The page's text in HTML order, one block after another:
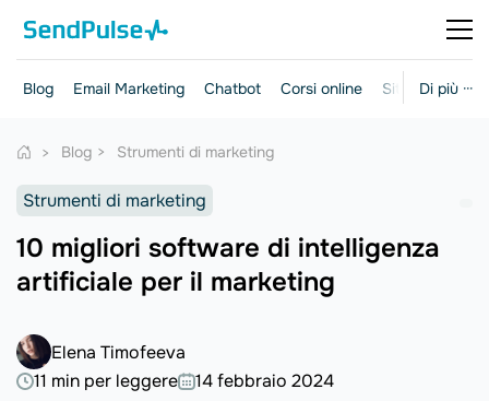
Di più ···
Blog Email Marketing Chatbot Corsi online Siti web
Blog Strumenti di marketing
Strumenti di marketing
10 migliori software di intelligenza
artificiale per il marketing
Elena Timofeeva
11 min per leggere
14 febbraio 2024